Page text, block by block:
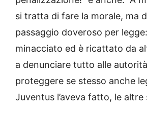
si tratta di fare la morale, ma
passaggio doveroso per
minacciato ed è ricattato da
a denunciare tutto alle
proteggere se stesso anche
Juventus l’aveva fatto, le altre